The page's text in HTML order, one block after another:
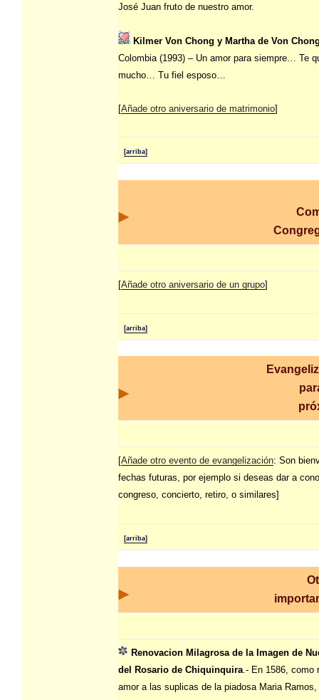
José Juan fruto de nuestro amor.
Kilmer Von Chong y Martha de Von
Colombia (1993) – Un amor para siempre… Te
mucho… Tu fiel esposo…
[Añade otro aniversario de matrimonio]
[arriba]
[Añade otro aniversario de un grupo]
[arriba]
[Añade otro evento de evangelización: Son
fechas futuras, por ejemplo si deseas dar a
congreso, concierto, retiro, o similares]
[arriba]
Renovacion Milagrosa de la Imagen de
del Rosario de Chiquinquira .- En 1586, como
amor a las suplicas de la piadosa Maria